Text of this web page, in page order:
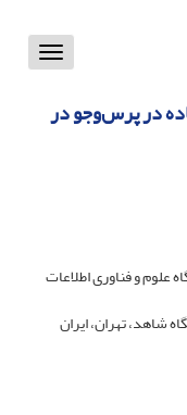
Toggle
در پرس‌و‌جو در
علوم و فناوری اطلاعات
شاهد، تهران، ایران